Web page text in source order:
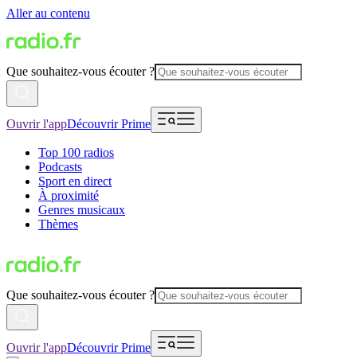
Aller au contenu
Que souhaitez-vous écouter ?
Ouvrir l'appDécouvrir Prime
Top 100 radios
Podcasts
Sport en direct
À proximité
Genres musicaux
Thèmes
Que souhaitez-vous écouter ?
Ouvrir l'appDécouvrir Prime